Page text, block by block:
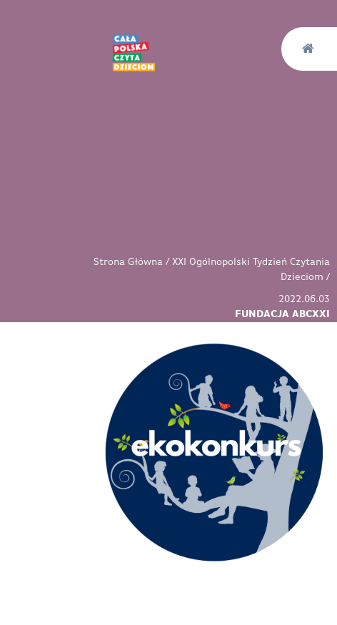
Strona Główna / XXI Ogólnopolski Tydzień Czytania
Dzieciom /
2022.06.03
FUNDACJA ABCXXI